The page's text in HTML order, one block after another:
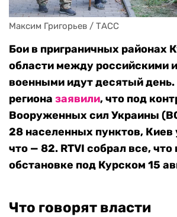
Максим Григорьев / ТАСС
Бои в приграничных районах
области между российскими
военными идут десятый день.
региона заявили, что под
Вооруженных сил Украины
28 населенных пунктов,
что — 82. RTVI собрал все, что
обстановке под Курском 15
Что говорят власти